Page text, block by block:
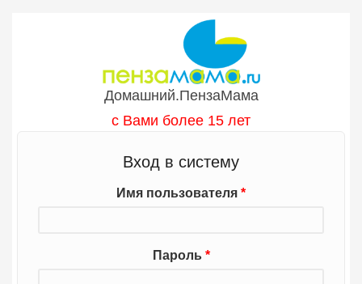
Домашний.ПензаМама
с Вами более 15 лет
Вход в систему
Имя пользователя *
Пароль *